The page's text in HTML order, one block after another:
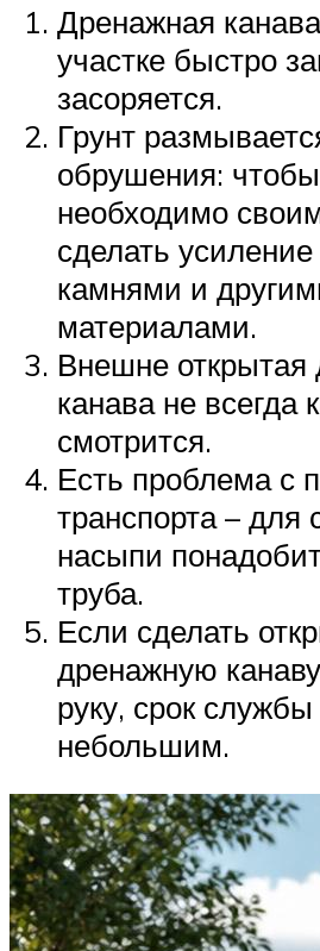
Дренажная
участке быстро
засоряется.
Грунт
обрушения:
необходимо
сделать усиление
камнями и
материалами.
Внешне открытая
канава не всегда
смотрится.
Есть проблема с
транспорта – для
насыпи
труба.
Если сделать
дренажную
руку, срок службы
небольшим.